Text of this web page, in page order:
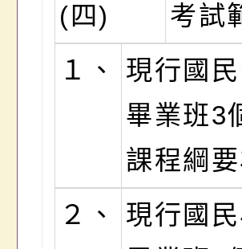
(四)
考試
１、
現行國
畢業班3
課程綱
２、
現行國